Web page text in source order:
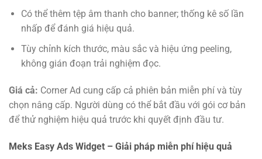
Có thể thêm tệp âm thanh cho banner; thống kê số lần
nhấp để đánh giá hiệu quả.
Tùy chỉnh kích thước, màu sắc và hiệu ứng peeling,
không gián đoạn trải nghiệm đọc.
Giá cả: Corner Ad cung cấp cả phiên bản miễn phí và tùy
chọn nâng cấp. Người dùng có thể bắt đầu với gói cơ bản
để thử nghiệm hiệu quả trước khi quyết định đầu tư.
Meks Easy Ads Widget – Giải pháp miễn phí hiệu quả